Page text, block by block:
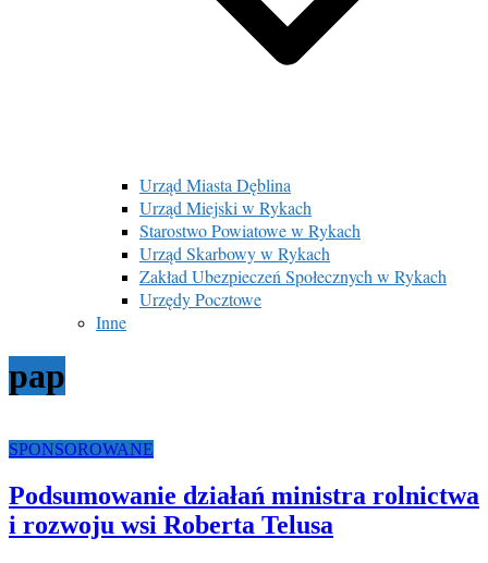
Urząd Miasta Dęblina
Urząd Miejski w Rykach
Starostwo Powiatowe w Rykach
Urząd Skarbowy w Rykach
Zakład Ubezpieczeń Społecznych w Rykach
Urzędy Pocztowe
Inne
pap
SPONSOROWANE
Podsumowanie działań ministra rolnictwa
i rozwoju wsi Roberta Telusa